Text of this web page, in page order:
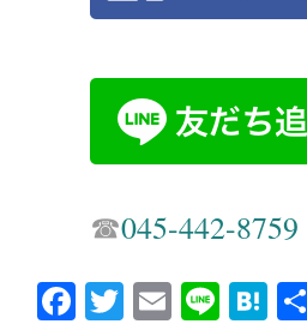
☎︎045-442-8759
Fa T E Li H